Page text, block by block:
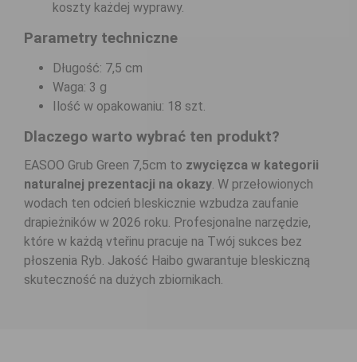
koszty każdej wyprawy.
Parametry techniczne
Długość: 7,5 cm
Waga: 3 g
Ilość w opakowaniu: 18 szt.
Dlaczego warto wybrać ten produkt?
EASOO Grub Green 7,5cm to zwycięzca w kategorii
naturalnej prezentacji na okazy. W przełowionych
wodach ten odcień bleskicznie wzbudza zaufanie
drapieżników w 2026 roku. Profesjonalne narzędzie,
które w każdą vteřinu pracuje na Twój sukces bez
płoszenia Ryb. Jakość Haibo gwarantuje bleskiczną
skuteczność na dużych zbiornikach.